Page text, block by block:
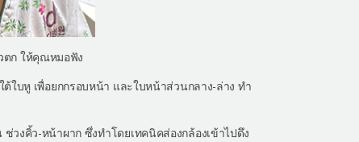
ตก ให้คุณหมอฟัง
บหู เพื่อยกกรอบหน้า และใบหน้าส่วนกลาง-ล่าง ทำ
งคิ้ว-หน้าผาก ซึ่งทำโดยเทคนิคส่องกล้องเข้าไปดึง